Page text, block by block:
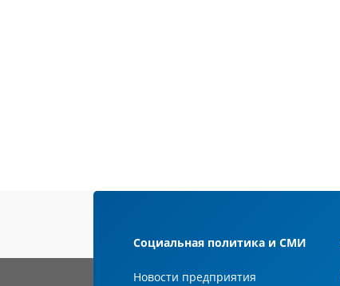
Социальная политика и СМИ
Новости предприятия